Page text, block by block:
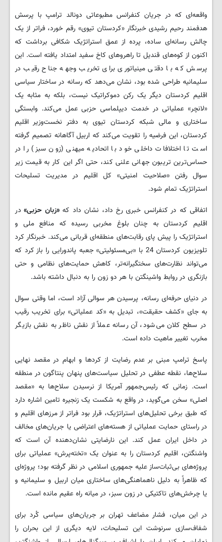
واقعه‌ای که در جریان کنفرانس مطبوعاتی دونالد ترامپ با پرسش
هدفمند رحیم رشیدی خبرنگار «کردستان تیوی» رقم خورد، فراتر از یک
چالش رسانه‌ای ساده، پرده از عمق استراتژیک شکافی برداشت که
اکنون از کوه‌های قندیل تا راهروهای کاخ سفید امتداد یافته است. این
پرسش که با دقتی مینیاتوری برای تخریب وجهه جناح رقیب در
سلیمانیه طراحی شده بود، نشان می‌دهد که رسانه در ساختار سیاسی
اقلیم کردستان دیگر یک رکن دموکراتیک نیست، بلکه به مثابه یک
«لانچر» عملیاتی در خدمت دیپلماسی حزبی عمل می‌کند. وابستگی
ساختاری و مالی شبکه کردستان تیوی به دفتر نخست‌وزیر اقلیم
کردستان، این فرضیه را تقویت می‌کند که اربیل آگاهانه تصمیم گرفته
است تا اختلافات داخلی خود با اتحادیه میهنی (زون سبز) را در
حساس‌ترین تریبون جهانی علنی کند، حتی اگر این کار به قیمت زیر
سوال رفتن «صلاحیت امنیتی» کل اقلیم در مدیریت تسلیحات
استراتژیک تمام شود.
اتفاقی که در کنفرانس خبری رخ داد، نشان داد که«زبان حزبی»در
اقلیم کردستان به چنان بلوغ مخربی رسیده که منافع ملی و
استراتژیک را پیش پای رقابت‌های منطقه‌ای قربانی می‌کند. خبرنگار کرد
تلویزیون کردستان 24 با «بی‌مسئولیتی» جعبه پاندورایی را باز کرد که
می‌تواند نظارت‌های سختگیرانه‌تر، کاهش حمایت‌های نظامی و حتی
بازنگری در روابط واشینگتن با هر دو زون را به دنبال داشته باشد.
در دنیای حرفه‌ای رسانه، پرسیدن هر سوالی آزاد است، اما وقتی سوال
به جای «کشف حقیقت»، تبدیل به «کد عملیاتی» برای تخریب رقیب
در سطح کلان می‌شود، آن رسانه عملاً از نقش ناظر به نقش بازیگر
مخرب تغییر ماهیت داده است.
پاسخ ترامپ مبنی بر عدم رضایت از کردها و ابهام در مقصد نهایی
سلاح‌ها، نقطه عطفی در تحلیل سیاست‌های پنهان پنتاگون در منطقه
است. زمانی که رئیس‌جمهور آمریکا از نرسیدن سلاح‌ها به «مقصد
اصلی» سخن می‌گوید، در واقع به شکست یک زنجیره تامین اشاره دارد
که طبق برخی تحلیل‌های استراتژیک، قرار بود فراتر از مرزهای اقلیم و
در راستای حمایت عملیاتی از هسته‌های اعتراضی یا جریان‌های مخالف
در داخل ایران عمل کند. این نارضایتی نشان‌دهنده آن است که
واشنگتن، اقلیم کردستان را به عنوان یک «تخته‌پرش» عملیاتی برای
پروژه‌های بی‌ثبات‌ساز علیه جمهوری اسلامی در نظر گرفته بود؛ پروژه‌ای
که ظاهراً به دلیل ناهماهنگی‌های ساختاری میان اربیل و سلیمانیه و
یا چرخش‌های تاکتیکی در زون سبز، در میانه راه عقیم مانده است.
در این میان، فشار مضاعف تهران بر جریان‌های سیاسی کُرد برای
شفاف‌سازی سرنوشت این تسلیحات، لایه دیگری از این بحران را